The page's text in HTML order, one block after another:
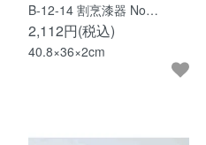
B-12-14 割烹漆器 No…
2,112円(税込)
40.8×36×2cm